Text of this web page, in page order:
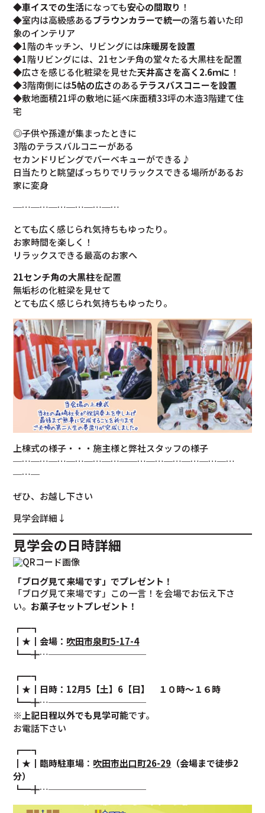
◆車イスでの生活になっても安心の間取り ！
◆室内は高級感あるブラウンカラーで統一の落ち着いた印
象のインテリア
◆1階のキッチン、リビングには床暖房を設置
◆1階リビングには、21センチ角の堂々たる大黒柱を配置
◆広さを感じる化粧梁を見せた天井高さを高く2.6ｍに ！
◆3階南側には5帖の広さのあるテラスバスコニーを設置
◆敷地面積21坪の敷地に延べ床面積33坪の木造3階建て住
宅
◎子供や孫達が集まったときに
3階のテラスバルコニーがある
セカンドリビングでバーベキューができる♪
日当たりと眺望ばっちりでリラックスできる場所があるお
家に変身
─…─…─…─…─…─…
とても広く感じられ気持ちもゆったり。
お家時間を楽しく！
リラックスできる最高のお家へ
21センチ角の大黒柱を配置
無垢杉の化粧梁を見せて
とても広く感じられ気持ちもゆったり。
上棟式の様子・・・施主様と弊社スタッフの様子
─…─…─…─…─…─…──…─…─…─…─…─…
─…─
ぜひ、お越し下さい
見学会詳細↓
見学会の日時詳細
「ブログ見て来場です」でプレゼント！
「ブログ見て来場です」この一言！を会場でお伝え下さ
い。 お菓子セットプレゼント！
┏━┓
┃★┃会場： 吹田市泉町5-17-4
┗━╋…───────────
┏━┓
┃★┃ 日時：12月5【土】6【日】 １０時～１６時
┗━╋…───────────
※上記日程以外でも見学可能です。
お電話下さい
┏━┓
┃★┃ 臨時駐車場 ： 吹田市出口町26-29 （会場まで徒歩2
分）
┗━╋…───────────